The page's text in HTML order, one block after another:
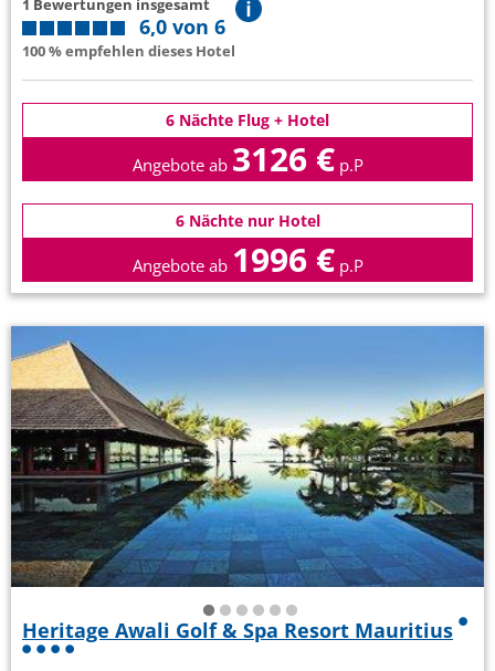
1 Bewertungen insgesamt
6,0 von 6
100 % empfehlen dieses Hotel
6 Nächte Flug + Hotel
Angebote ab 3126 € p.P
6 Nächte nur Hotel
Angebote ab 1996 € p.P
Heritage Awali Golf & Spa Resort Mauritius